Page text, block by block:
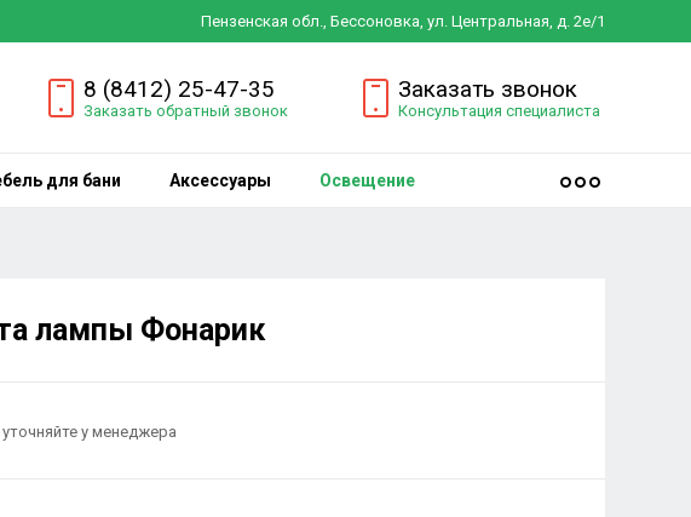
Пензенская обл., Бессоновка, ул. Центральная, д. 2е/1
8 (8412) 25-47-35
Заказать обратный звонок
Заказать звонок
Консультация специалиста
для бани Аксессуары Освещение
лампы Фонарик
у менеджера